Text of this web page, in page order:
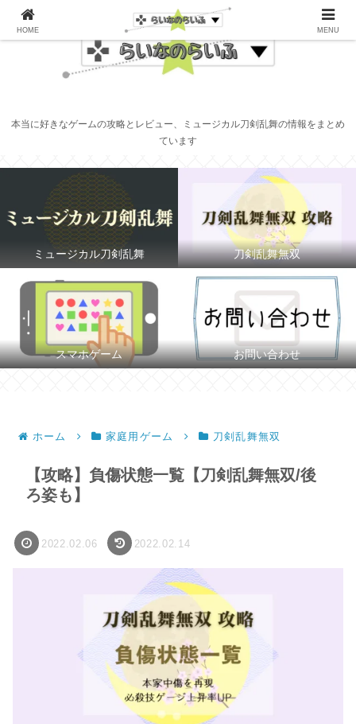
本当に好きなゲームの攻略とレビュー、ミュージカル刀剣乱舞の情報をまとめ
ています
ミュージカル刀剣乱舞 刀剣乱舞無双
スマホゲーム お問い合わせ
ホーム 家庭用ゲーム 刀剣乱舞無双
【攻略】負傷状態一覧【刀剣乱舞無双/後
ろ姿も】
2022.02.06 2022.02.14
HOME MENU